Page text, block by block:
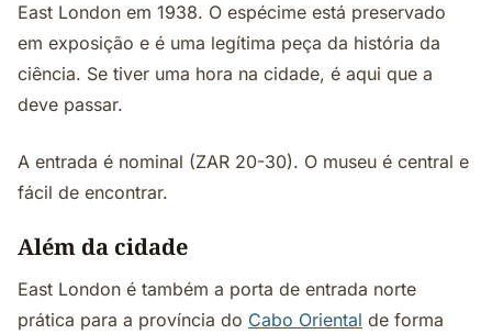
East London em 1938. O espécime está preservado
em exposição e é uma legítima peça da história da
ciência. Se tiver uma hora na cidade, é aqui que a
deve passar.
A entrada é nominal (ZAR 20-30). O museu é central e
fácil de encontrar.
Além da cidade
East London é também a porta de entrada norte
prática para a província do Cabo Oriental de forma